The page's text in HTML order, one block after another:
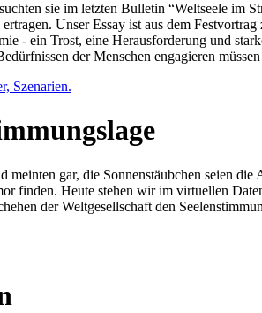
sie im letzten Bulletin “Weltseele im
Unser Essay ist aus dem
- ein Trost, eine Herausforderung und
der Menschen engagieren
Szenarien.
gar, die Sonnenstäubchen seien
finden. Heute stehen wir im virtuellen
der Weltgesellschaft den